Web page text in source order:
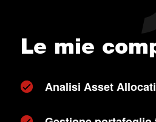
Le mie
Analisi Asset